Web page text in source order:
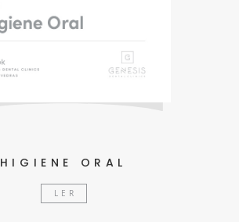
HIGIENE ORAL
LER